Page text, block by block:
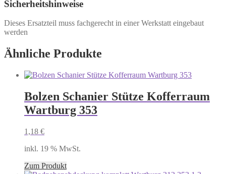
Sicherheitshinweise
Dieses Ersatzteil muss fachgerecht in einer Werkstatt eingebaut
werden
Ähnliche Produkte
Bolzen Schanier Stütze Kofferraum
Wartburg 353
1,18 €
inkl. 19 % MwSt.
Zum Produkt